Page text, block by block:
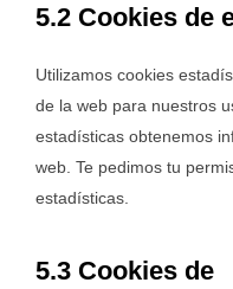
5.2 Cookies de
Utilizamos cookies
de la web para nuestros
estadísticas obtenemos
web. Te pedimos tu
estadísticas.
5.3 Cookies de